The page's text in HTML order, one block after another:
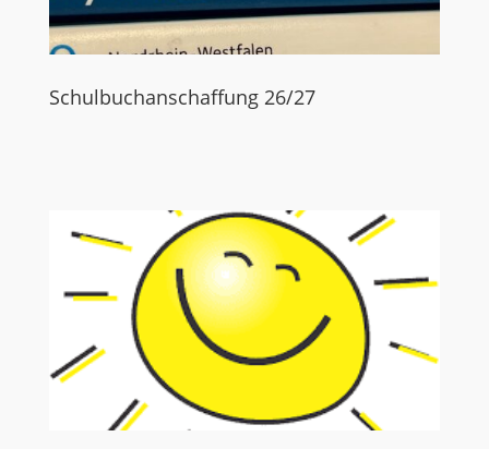
Schulbuchanschaffung 26/27